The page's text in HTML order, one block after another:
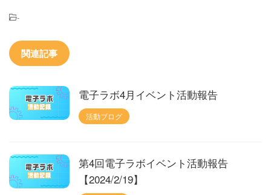
-
関連記事
電子ラボ4月イベント活動報告
活動ブログ
第4回電子ラボイベント活動報告
【2024/2/19】